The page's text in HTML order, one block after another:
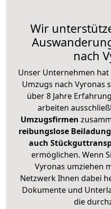
Wir
nach
Unser Unternehmen
Umzugs nach Vyronas
über 8 Jahre
arbeiten
Umzugsfirmen
reibungslose
auch
ermöglichen. Wenn
Vyronas umziehen
Netzwerk Ihnen dabei
Dokumente und
die